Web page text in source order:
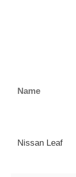
Name
Nissan Leaf